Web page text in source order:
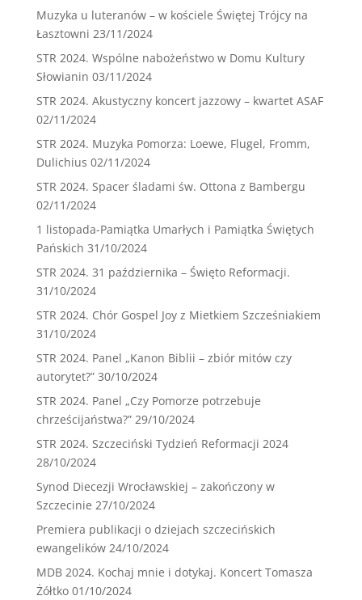
Muzyka u luteranów – w kościele Świętej Trójcy na
Łasztowni 23/11/2024
STR 2024. Wspólne nabożeństwo w Domu Kultury
Słowianin 03/11/2024
STR 2024. Akustyczny koncert jazzowy – kwartet ASAF
02/11/2024
STR 2024. Muzyka Pomorza: Loewe, Flugel, Fromm,
Dulichius 02/11/2024
STR 2024. Spacer śladami św. Ottona z Bambergu
02/11/2024
1 listopada-Pamiątka Umarłych i Pamiątka Świętych
Pańskich 31/10/2024
STR 2024. 31 października – Święto Reformacji.
31/10/2024
STR 2024. Chór Gospel Joy z Mietkiem Szcześniakiem
31/10/2024
STR 2024. Panel „Kanon Biblii – zbiór mitów czy
autorytet?” 30/10/2024
STR 2024. Panel „Czy Pomorze potrzebuje
chrześcijaństwa?” 29/10/2024
STR 2024. Szczeciński Tydzień Reformacji 2024
28/10/2024
Synod Diecezji Wrocławskiej – zakończony w
Szczecinie 27/10/2024
Premiera publikacji o dziejach szczecińskich
ewangelików 24/10/2024
MDB 2024. Kochaj mnie i dotykaj. Koncert Tomasza
Żółtko 01/10/2024